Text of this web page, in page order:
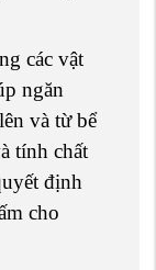
các vật
ngăn
và từ bể
tính chất
định
cho